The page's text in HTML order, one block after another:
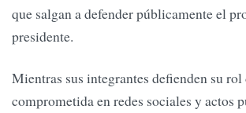
que salgan a defender públicamente el
presidente.
Mientras sus integrantes defienden su
comprometida en redes sociales y actos